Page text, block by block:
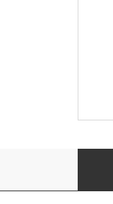
원더